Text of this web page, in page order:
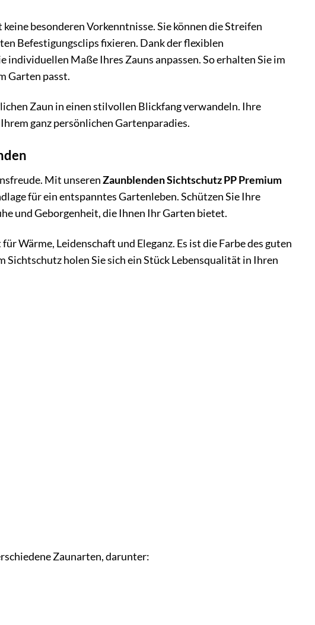
besonderen Vorkenntnisse. Sie können die Streifen
Befestigungsclips fixieren. Dank der flexiblen
Maße Ihres Zauns anpassen. So erhalten Sie im
Garten passt.
Zaun in einen stilvollen Blickfang verwandeln. Ihre
ganz persönlichen Gartenparadies.
Mit unserenZaunblenden Sichtschutz PP Premium
für ein entspanntes Gartenleben. Schützen Sie Ihre
und Geborgenheit, die Ihnen Ihr Garten bietet.
Wärme, Leidenschaft und Eleganz. Es ist die Farbe des guten
holen Sie sich ein Stück Lebensqualität in Ihren
Zaunarten, darunter: